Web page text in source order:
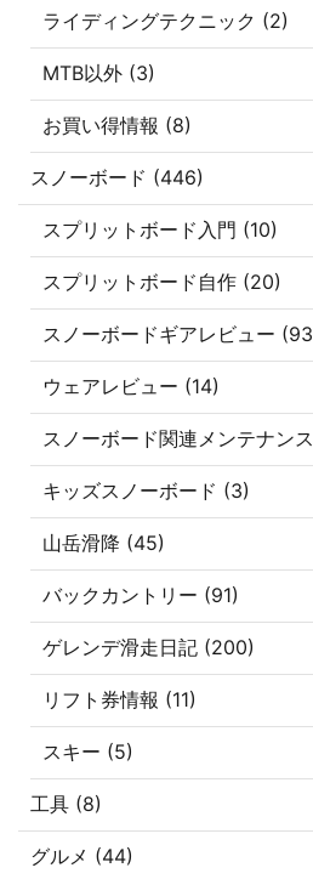
ライディングテクニック (2)
MTB以外 (3)
お買い得情報 (8)
スノーボード (446)
スプリットボード入門 (10)
スプリットボード自作 (20)
スノーボードギアレビュー
ウェアレビュー (14)
スノーボード関連メンテナン
キッズスノーボード (3)
山岳滑降 (45)
バックカントリー (91)
ゲレンデ滑走日記 (200)
リフト券情報 (11)
スキー (5)
工具 (8)
グルメ (44)